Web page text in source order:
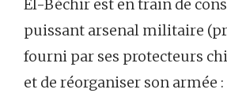
El-Béchir est en train de
puissant arsenal militaire
fourni par ses protecteurs
et de réorganiser son armée :